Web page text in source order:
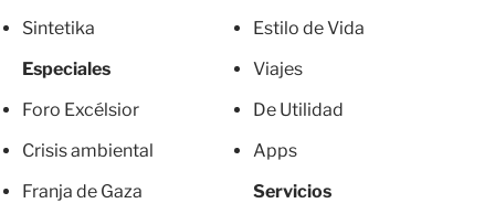
Sintetika
Especiales
Foro Excélsior
Crisis ambiental
Franja de Gaza
Estilo de Vida
Viajes
De Utilidad
Apps
Servicios